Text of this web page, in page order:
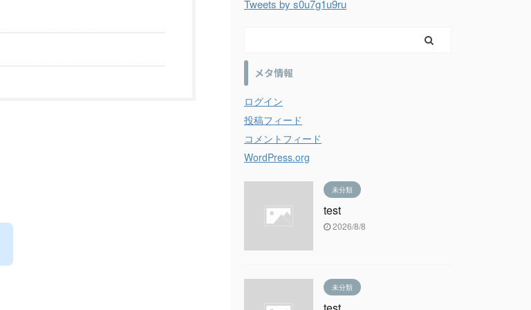
Tweets by s0u7g1u9ru
メタ情報
ログイン
投稿フィード
コメントフィード
WordPress.org
未分類
test
2026/8/8
未分類